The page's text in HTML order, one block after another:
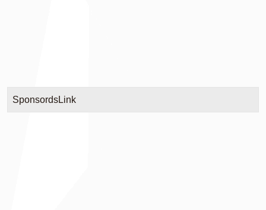
SponsordsLink